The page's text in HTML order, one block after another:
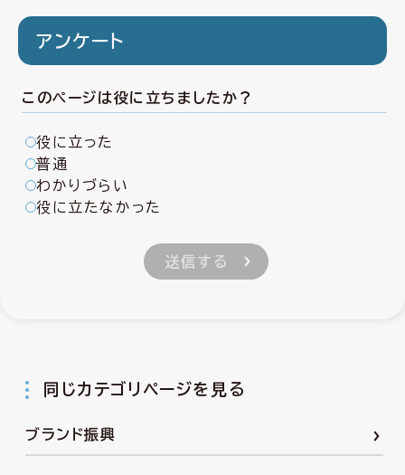
アンケート
このページは役に立ちましたか？
役に立った
普通
わかりづらい
役に立たなかった
同じカテゴリページを見る
ブランド振興